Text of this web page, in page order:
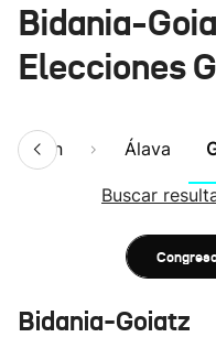
Bidania-
Elecciones
Álava
Buscar
Bidania-Goiatz